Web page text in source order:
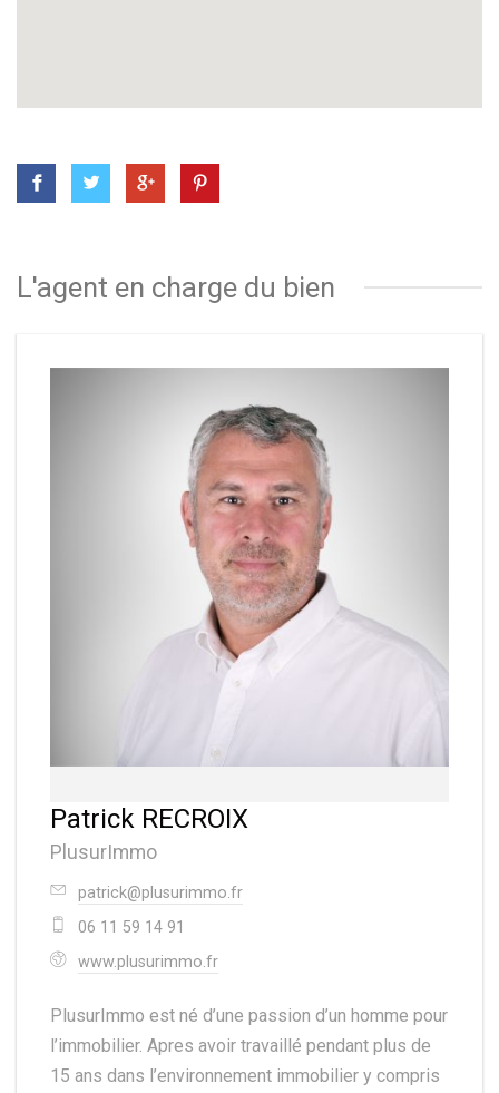
L'agent en charge du bien
Patrick RECROIX
PlusurImmo
patrick@plusurimmo.fr
06 11 59 14 91
www.plusurimmo.fr
PlusurImmo est né d’une passion d’un homme pour
l’immobilier. Apres avoir travaillé pendant plus de
15 ans dans l’environnement immobilier y compris